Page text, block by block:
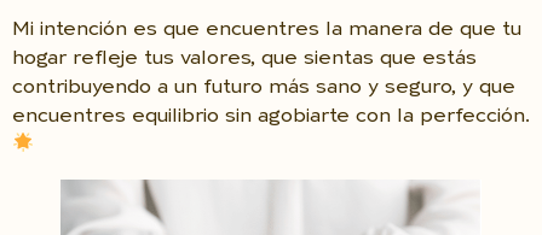
Mi intención es que encuentres la manera de que tu
hogar refleje tus valores, que sientas que estás
contribuyendo a un futuro más sano y seguro, y que
encuentres equilibrio sin agobiarte con la perfección.